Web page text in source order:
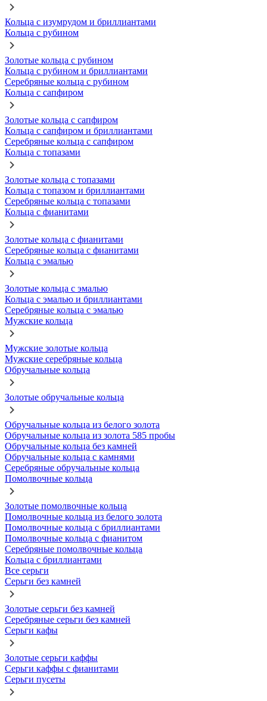
Кольца с изумрудом и бриллиантами
Кольца с рубином
Золотые кольца с рубином
Кольца с рубином и бриллиантами
Серебряные кольца с рубином
Кольца с сапфиром
Золотые кольца с сапфиром
Кольца с сапфиром и бриллиантами
Серебряные кольца с сапфиром
Кольца с топазами
Золотые кольца с топазами
Кольца с топазом и бриллиантами
Серебряные кольца с топазами
Кольца с фианитами
Золотые кольца с фианитами
Серебряные кольца с фианитами
Кольца с эмалью
Золотые кольца с эмалью
Кольца с эмалью и бриллиантами
Серебряные кольца с эмалью
Мужские кольца
Мужские золотые кольца
Мужские серебряные кольца
Обручальные кольца
Золотые обручальные кольца
Обручальные кольца из белого золота
Обручальные кольца из золота 585 пробы
Обручальные кольца без камней
Обручальные кольца с камнями
Серебряные обручальные кольца
Помолвочные кольца
Золотые помолвочные кольца
Помолвочные кольца из белого золота
Помолвочные кольца с бриллиантами
Помолвочные кольца с фианитом
Серебряные помолвочные кольца
Кольца с бриллиантами
Все серьги
Серьги без камней
Золотые серьги без камней
Серебряные серьги без камней
Серьги кафы
Золотые серьги каффы
Серьги каффы с фианитами
Серьги пусеты